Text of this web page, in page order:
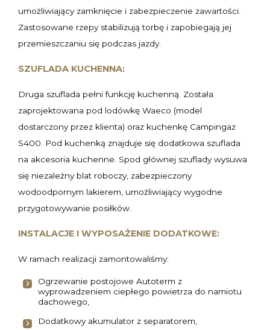
umożliwiający zamknięcie i zabezpieczenie zawartości.
Zastosowane rzepy stabilizują torbę i zapobiegają jej
przemieszczaniu się podczas jazdy.
SZUFLADA KUCHENNA:
Druga szuflada pełni funkcję kuchenną. Została
zaprojektowana pod lodówkę Waeco (model
dostarczony przez klienta) oraz kuchenkę Campingaz
S400. Pod kuchenką znajduje się dodatkowa szuflada
na akcesoria kuchenne. Spod głównej szuflady wysuwa
się niezależny blat roboczy, zabezpieczony
wodoodpornym lakierem, umożliwiający wygodne
przygotowywanie posiłków.
INSTALACJE I WYPOSAŻENIE DODATKOWE:
W ramach realizacji zamontowaliśmy:
Ogrzewanie postojowe Autoterm z
wyprowadzeniem ciepłego powietrza do namiotu
dachowego,
Dodatkowy akumulator z separatorem,